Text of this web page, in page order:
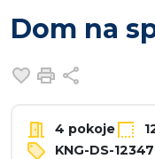
Dom na
Dodaj do
Drukuj
4 pokoje
KNG-DS-12347